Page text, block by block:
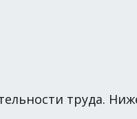
труда.